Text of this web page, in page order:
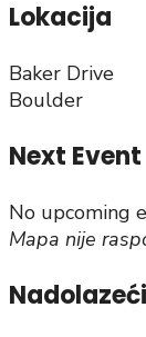
Lokacija
Baker Drive
Boulder
Next Event
No upcoming
Mapa nije